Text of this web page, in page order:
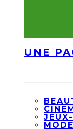
UNE
MODE